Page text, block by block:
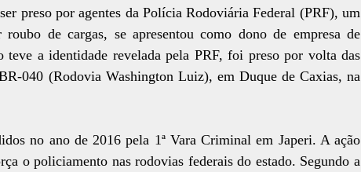
preso por agentes da Polícia Rodoviária Federal (PRF), um
de cargas, se apresentou como dono de empresa de
teve a identidade revelada pela PRF, foi preso por volta das
040 (Rodovia Washington Luiz), em Duque de Caxias, na
no ano de 2016 pela 1ª Vara Criminal em Japeri. A ação
o policiamento nas rodovias federais do estado. Segundo a